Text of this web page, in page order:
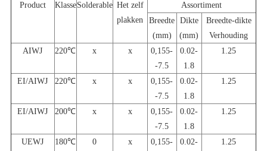
Product
KlasseSolderable Het zelf
plakken
Assortiment
Breedte
(mm)
Dikte
(mm)
Breedte-dikte
Verhouding
AIWJ
220℃ x x
0,155-
-7.5
0.02-
1.8
1.25
EI/AIWJ 220℃ x x
0,155-
-7.5
0.02-
1.8
1.25
EI/AIWJ 200℃ x x
0,155-
-7.5
0.02-
1.8
1.25
UEWJ 180℃ 0 x
0,155-
0.02-
1.25